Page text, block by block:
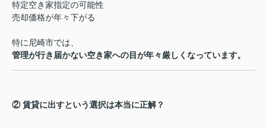
特定空き家指定の可能性
売却価格が年々下がる
特に尼崎市では、
管理が行き届かない空き家への目が年々厳しくなっています。
② 賃貸に出すという選択は本当に正解？